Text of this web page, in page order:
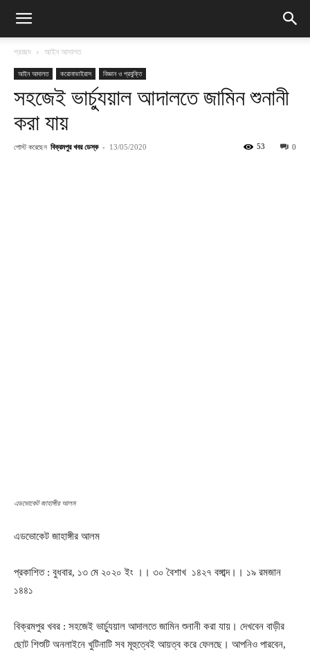
প্রচ্ছদ আইন আদালত
আইন আদালত করোনাভাইরাস বিজ্ঞান ও প্রযুক্তি
সহজেই ভার্চ্যুয়াল আদালতে জামিন শুনানী
করা যায়
পোস্ট করেছেন বিক্রমপুর খবর ডেস্ক - 13/05/2020 0
53
এডভোকেট জাহাঙ্গীর আলম
এডভোকেট জাহাঙ্গীর আলম
প্রকাশিত : বুধবার, ১৩ মে ২০২০ ইং ।। ৩০ বৈশাখ ১৪২৭ বঙ্গাব্দ।। ১৯ রমজান
১৪৪১
বিক্রমপুর খবর : সহজেই ভার্চ্যুয়াল আদালতে জামিন শুনানী করা যায়। দেখবেন বাড়ীর
ছোট শিশুটি অনলাইনে খুটিনাটি সব মূহুত্বেই আয়ত্ব করে ফেলছে। আপনিও পারবেন,